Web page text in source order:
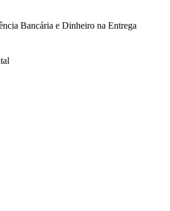
Bancária e Dinheiro na Entrega